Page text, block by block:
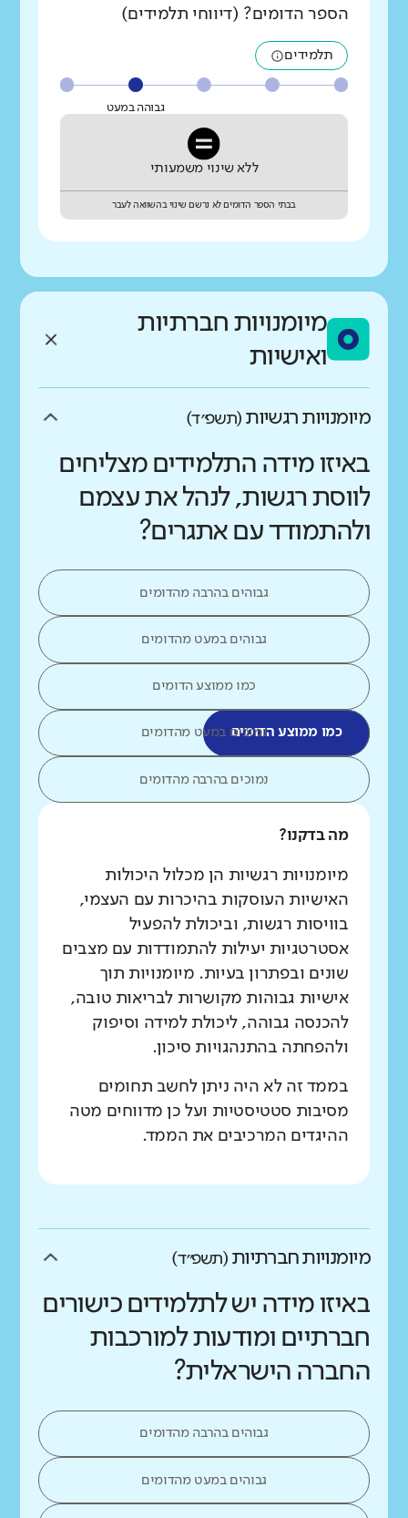
הספר הדומים? (דיווחי תלמידים)
תלמידים
גבוהה במעט
ללא שינוי משמעותי
בבתי הספר הדומים לא נרשם שינוי בהשוואה לעבר
מיומנויות חברתיות
ואישיות
מיומנויות רגשיות (תשפ״ד)
באיזו מידה התלמידים מצליחים
לווסת רגשות, לנהל את עצמם
ולהתמודד עם אתגרים?
גבוהים בהרבה מהדומים
גבוהים במעט מהדומים
כמו ממוצע הדומים
כמו ממוצע הדומיםנמוכים במעט מהדומים
נמוכים בהרבה מהדומים
מה בדקנו?
מיומנויות רגשיות הן מכלול היכולות
האישיות העוסקות בהיכרות עם העצמי,
בוויסות רגשות, וביכולת להפעיל
אסטרטגיות יעילות להתמודדות עם מצבים
שונים ובפתרון בעיות. מיומנויות תוך
אישיות גבוהות מקושרות לבריאות טובה,
להכנסה גבוהה, ליכולת למידה וסיפוק
ולהפחתה בהתנהגויות סיכון.
בממד זה לא היה ניתן לחשב תחומים
מסיבות סטטיסטיות ועל כן מדווחים מטה
ההיגדים המרכיבים את הממד.
מיומנויות חברתיות (תשפ״ד)
באיזו מידה יש לתלמידים כישורים
חברתיים ומודעות למורכבות
החברה הישראלית?
גבוהים בהרבה מהדומים
גבוהים במעט מהדומים